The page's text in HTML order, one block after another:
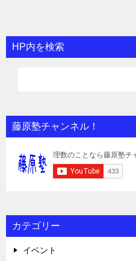
HP内を検索
藤原塾チャンネル！
カテゴリー
イベント